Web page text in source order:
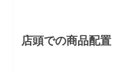
店頭での商品配置